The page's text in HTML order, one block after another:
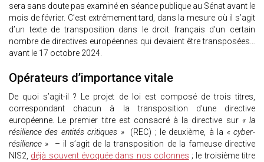
sera sans doute pas examiné en séance publique au Sénat avant le
mois de février. C’est extrêmement tard, dans la mesure où il s’agit
d’un texte de transposition dans le droit français d’un certain
nombre de directives européennes qui devaient être transposées…
avant le 17 octobre 2024.
Opérateurs d’importance vitale
De quoi s’agit-il ? Le projet de loi est composé de trois titres,
correspondant chacun à la transposition d’une directive
européenne. Le premier titre est consacré à la directive sur « la
résilience des entités critiques »
(REC) ; le deuxième, à la « cyber-
résilience » – il s’agit de la transposition de la fameuse directive
NIS2, déjà souvent évoquée dans nos colonnes ; le troisième titre